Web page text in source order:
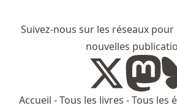
Suivez-nous sur les réseaux
nouvelles
Accueil -Tous les livres -Tous les